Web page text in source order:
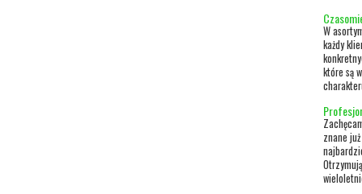
W
każdy
które są
znane